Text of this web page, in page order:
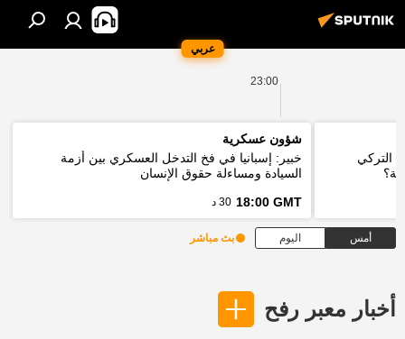
عربي
23:00
التركي
شؤون عسكرية
خبير: إسبانيا في فخ التدخل العسكري بين أزمة
السيادة ومساءلة حقوق الإنسان
18:00 GMT 30 د
أمس اليوم بث مباشر
أخبار معبر رفح